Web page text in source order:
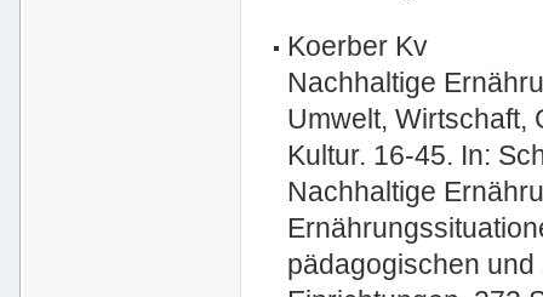
Koerber Kv
Nachhaltige
Umwelt, Wirtschaft,
Kultur. 16-45. In:
Nachhaltige
pädagogischen